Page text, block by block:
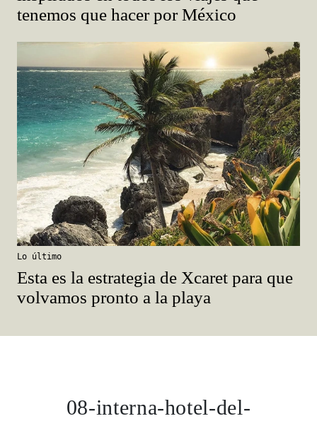
tenemos que hacer por México
Lo último
Esta es la estrategia de Xcaret para que
volvamos pronto a la playa
08-interna-hotel-del-